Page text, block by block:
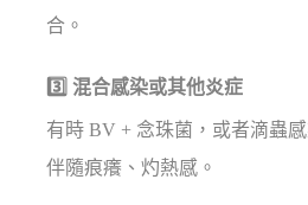
合。
3️⃣ 混合感染或其他炎症
有時 BV + 念珠菌，或者滴蟲
伴隨痕癢、灼熱感。